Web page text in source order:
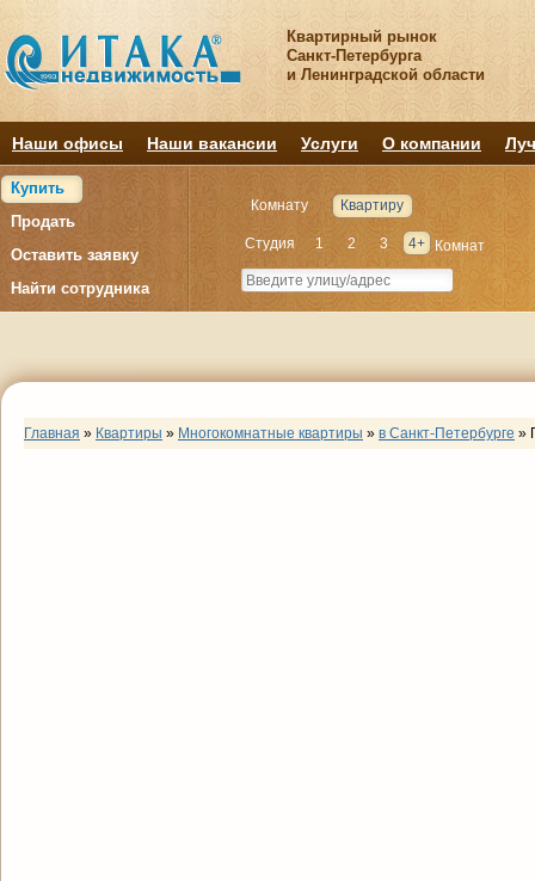
Квартирный рынок
Санкт-Петербурга
и Ленинградской области
Наши офисы Наши вакансии Услуги О компании
Купить
Продать
Оставить заявку
Найти сотрудника
Комнату Квартиру
Студия 1 2 3 4+ Комнат
Главная » Квартиры » Многокомнатные квартиры » в Санкт-Петербурге »